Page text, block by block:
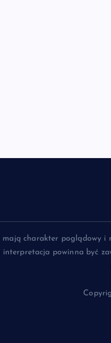
mają charakter
powinna być